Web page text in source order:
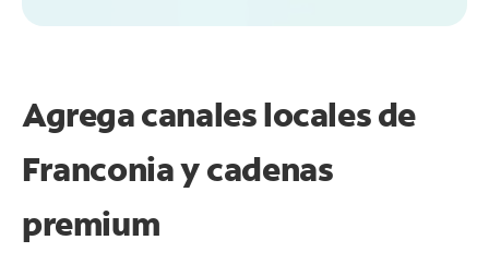
Agrega canales locales de
Franconia y cadenas
premium